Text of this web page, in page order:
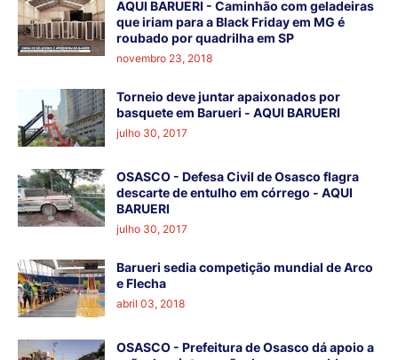
AQUI BARUERI - Caminhão com geladeiras
que iriam para a Black Friday em MG é
roubado por quadrilha em SP
novembro 23, 2018
Torneio deve juntar apaixonados por
basquete em Barueri - AQUI BARUERI
julho 30, 2017
OSASCO - Defesa Civil de Osasco flagra
descarte de entulho em córrego - AQUI
BARUERI
julho 30, 2017
Barueri sedia competição mundial de Arco
e Flecha
abril 03, 2018
OSASCO - Prefeitura de Osasco dá apoio a